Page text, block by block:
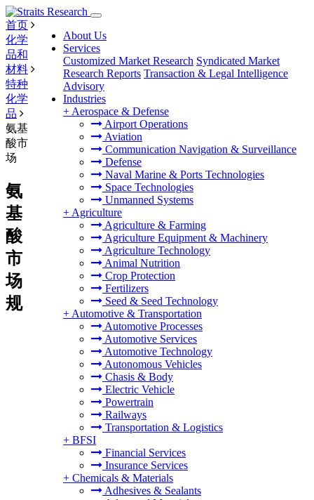
About Us
Services
Customized Market Research Syndicated Market
Research Reports Transaction & Legal Intelligence
Advisory
Industries
+ Aerospace & Defense
Airport Operations
Aviation
Communication Navigation & Surveillance
Defense
Naval Marine & Ports Technologies
Space Technologies
Unmanned Systems
+ Agriculture
Agriculture & Farming
Agriculture Equipment & Machinery
Agriculture Technology
Animal Nutrition
Crop Protection
Fertilizers
Seed & Seed Technology
+ Automotive & Transportation
Automotive Processes
Automotive Services
Automotive Technology
Autonomous Vehicles
Chasis & Body
Electric Vehicle
Powertrain
Railways
Transportation & Logistics
+ BFSI
Financial Services
Insurance Services
+ Chemicals & Materials
Adhesives & Sealants
首页
化学
品和
材料
特种
化学
品
氨基
酸市
场
氨
基
酸
市
场
规